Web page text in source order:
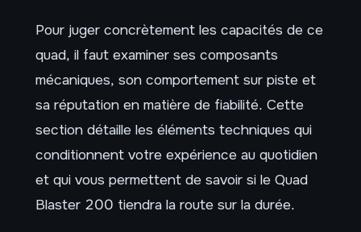
Pour juger concrètement les capacités de ce
quad, il faut examiner ses composants
mécaniques, son comportement sur piste et
sa réputation en matière de fiabilité. Cette
section détaille les éléments techniques qui
conditionnent votre expérience au quotidien
et qui vous permettent de savoir si le Quad
Blaster 200 tiendra la route sur la durée.